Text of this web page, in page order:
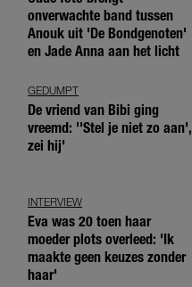
onverwachte band tussen
Anouk uit 'De Bondgenoten'
en Jade Anna aan het licht
GEDUMPT
De vriend van Bibi ging
vreemd: ''Stel je niet zo aan',
zei hij'
INTERVIEW
Eva was 20 toen haar
moeder plots overleed: 'Ik
maakte geen keuzes zonder
haar'